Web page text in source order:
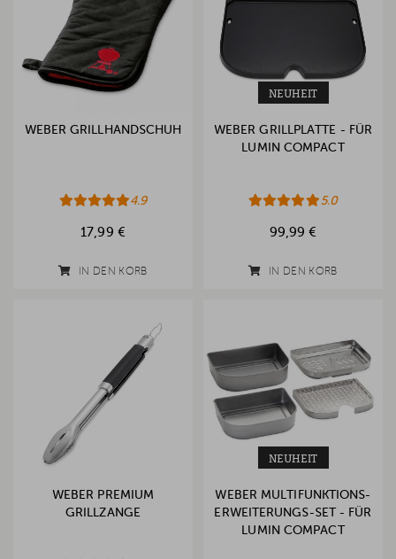
WEBER GRILLHANDSCHUH
4.9
17,99 €
IN DEN KORB
NEUHEIT
WEBER GRILLPLATTE - FÜR
LUMIN COMPACT
5.0
99,99 €
IN DEN KORB
WEBER PREMIUM
GRILLZANGE
NEUHEIT
WEBER MULTIFUNKTIONS-
ERWEITERUNGS-SET - FÜR
LUMIN COMPACT